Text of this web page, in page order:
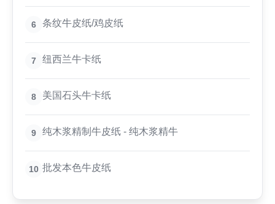
6 条纹牛皮纸/鸡皮纸
7 纽西兰牛卡纸
8 美国石头牛卡纸
9 纯木浆精制牛皮纸 - 纯木浆精牛
10 批发本色牛皮纸